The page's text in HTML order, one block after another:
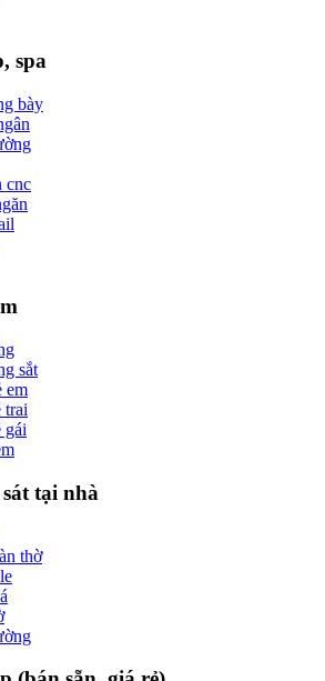
spa
bày
cnc
sắt
em
trai
gái
tại nhà
thờ